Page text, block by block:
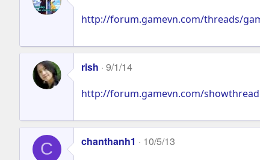
http://forum.gamevn.com/threads/
rish 9/1/14
http://forum.gamevn.com/
C chanthanh1 10/5/13